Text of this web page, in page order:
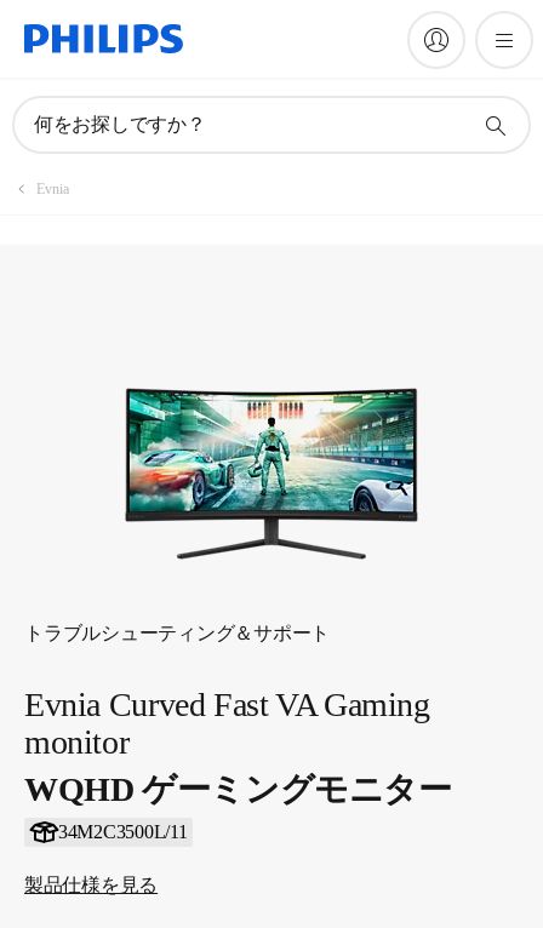
何をお探しですか？
Evnia
トラブルシューティング＆サポート
Evnia Curved Fast VA Gaming
monitor
WQHD ゲーミングモニター
34M2C3500L/11
製品仕様を見る
マニュアルとドキュメント